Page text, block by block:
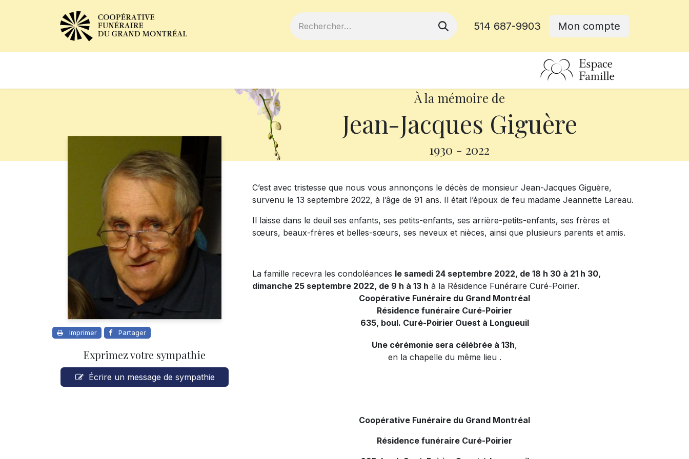
514 687-9903 Mon compte
À la mémoire de
Jean-Jacques Giguère
1930 - 2022
Imprimer Partager
Exprimez votre sympathie
Écrire un message de sympathie
C’est avec tristesse que nous vous annonçons le décès de monsieur Jean-Jacques Giguère,
survenu le 13 septembre 2022, à l’âge de 91 ans. Il était l’époux de feu madame Jeannette Lareau.
Il laisse dans le deuil ses enfants, ses petits-enfants, ses arrière-petits-enfants, ses frères et
sœurs, beaux-frères et belles-sœurs, ses neveux et nièces, ainsi que plusieurs parents et amis.
La famille recevra les condoléances le samedi 24 septembre 2022, de 18 h 30 à 21 h 30,
dimanche 25 septembre 2022, de 9 h à 13 h à la Résidence Funéraire Curé-Poirier.
Coopérative Funéraire du Grand Montréal
Résidence funéraire Curé-Poirier
635, boul. Curé-Poirier Ouest à Longueuil
Une cérémonie sera célébrée à 13h,
en la chapelle du même lieu .
Coopérative Funéraire du Grand Montréal
Résidence funéraire Curé-Poirier